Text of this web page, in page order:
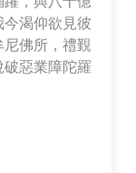
渴仰欲見彼
佛所，禮覲
惡業障陀羅